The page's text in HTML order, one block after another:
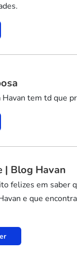
tem td que
| Blog Havan
felizes em saber
e que